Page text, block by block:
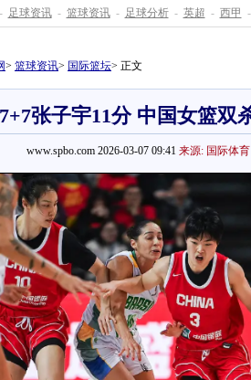
- 足球资讯 - 篮球资讯 - 足球分析 - 英超 - 西甲 -
> 篮球资讯> 国际篮坛> 正文
张子宇11分 中国女篮双
www.spbo.com 2026-03-07 09:41 来源: 国际体育